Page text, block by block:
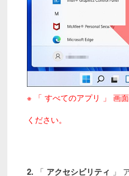
※ 「 すべてのアプリ 」 画
ください。
2. 「 アクセシビリティ 」